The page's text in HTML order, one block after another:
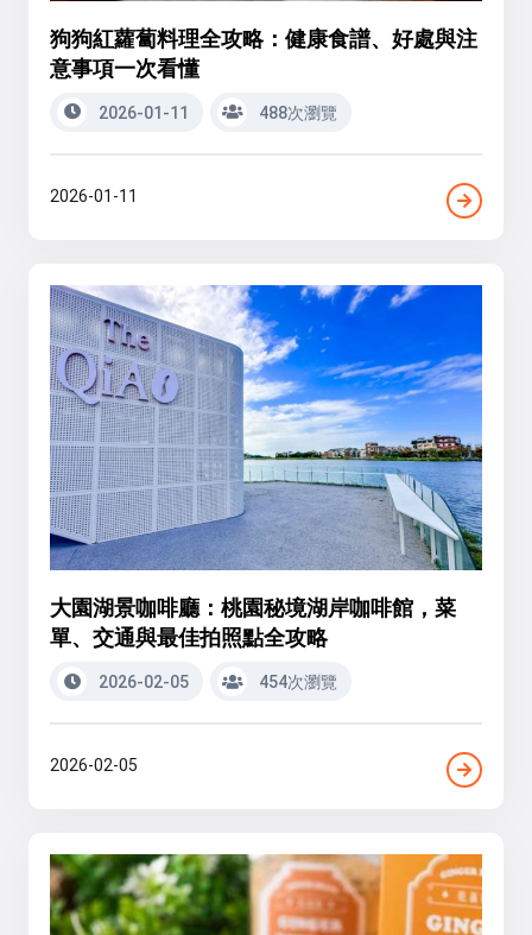
狗狗紅蘿蔔料理全攻略：健康食譜、好處與注
意事項一次看懂
2026-01-11 488次瀏覽
2026-01-11
大園湖景咖啡廳：桃園秘境湖岸咖啡館，菜
單、交通與最佳拍照點全攻略
2026-02-05 454次瀏覽
2026-02-05